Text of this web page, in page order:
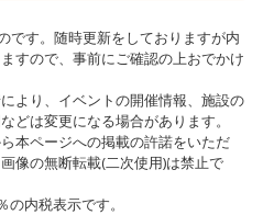
です。随時更新をしておりますが内
すので、事前にご確認の上おでかけ
より、イベントの開催情報、施設の
どは変更になる場合があります。
本ページへの掲載の許諾をいただ
像の無断転載(二次使用)は禁止で
内税表示です。